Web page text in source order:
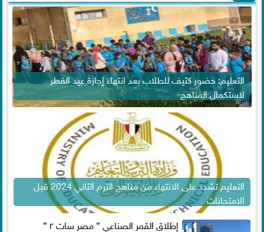
التعليم: حضور كثيف للطلاب بعد انتهاء إجازة عيد الفطر
لاستكمال المناهج
التعليم تشدد على الانتهاء من مناهج الترم الثاني 2024 قبل
الامتحانات
إطلاق القمر الصناعي ” مصر سات ٢ ”